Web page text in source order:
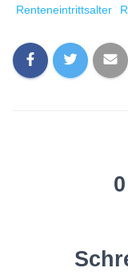
Renteneintrittsalter